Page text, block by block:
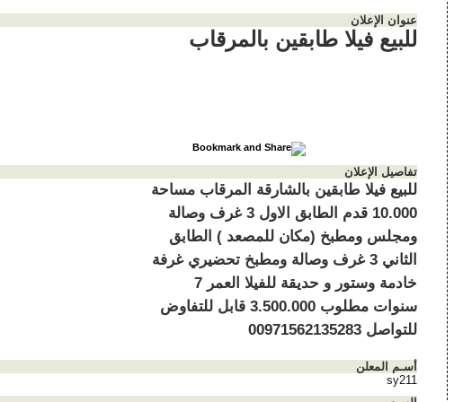
عنوان الإعلان
للبيع فيلا طابقين بالمرقاب
تفاصيل الإعلان
للبيع فيلا طابقين بالشارقة المرقاب مساحة
10.000 قدم الطابق الاول 3 غرف وصالة
ومجلس ومطبخ (مكان للمصعد ) الطابق
الثاني 3 غرف وصالة ومطبخ تحضيري غرفة
خادمة وستور و حديقة للفيلا العمر 7
سنوات مطلوب 3.500.000 قابل للتفاوض
للتواصل 00971562135283
أسـم المعلن
sy211